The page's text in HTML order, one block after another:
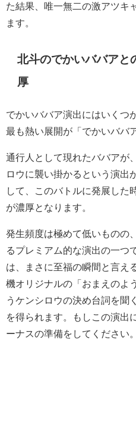
た結果、唯一無二の激アツキ
ます。
北斗のでかいババアと
厚
でかいババア演出にはいくつ
最も熱い展開が「でかいババ
通行人として現れたババアが
ロウに襲い掛かるという演出
して、このバトルに発展した
が濃厚となります。
発生頻度は極めて低いものの
るプレミアム的な演出の一つ
は、まさに至福の瞬間と言え
機オリジナルの「おまえのよ
うケンシロウの決め台詞を聞
を得られます。もしこの演出
ーナスの準備をしてください。